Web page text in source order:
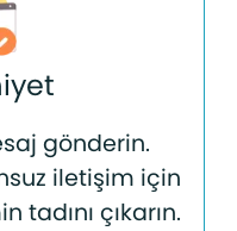
gönderin.
iletişim için
tadını çıkarın.